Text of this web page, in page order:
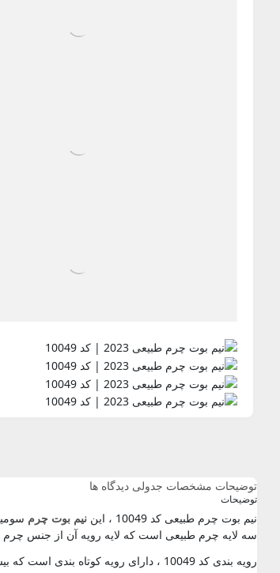
توضیحات مشخصات جدولی دیدگاه ها
توضیحات
نیم بوت چرم طبیعی کد 10049 ، این نیم بوت چرم
سه لایه چرم طبیعی است که لایه رویه آن از جنس چرم
رویه بندی کد 10049 ، دارای رویه